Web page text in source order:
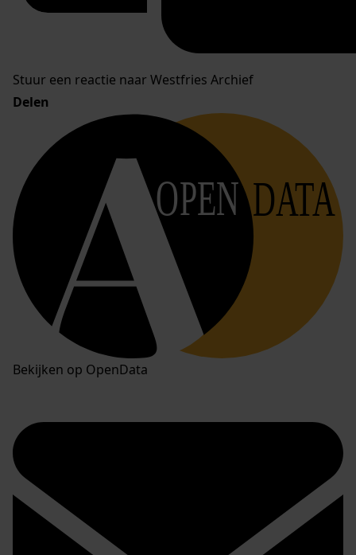
Stuur een reactie naar Westfries Archief
Delen
OPEN DATA
Bekijken op OpenData